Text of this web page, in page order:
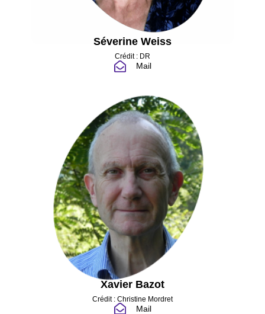
Séverine Weiss
Crédit : DR
Mail
Xavier Bazot
Crédit : Christine Mordret
Mail